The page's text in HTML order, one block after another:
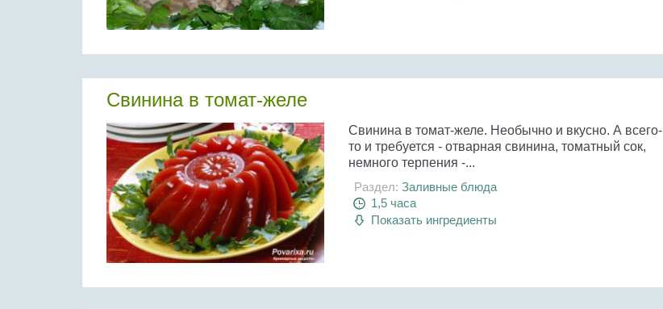
Свинина в томат-желе
Свинина в томат-желе. Необычно и вкусно. А всего-
то и требуется - отварная свинина, томатный сок,
немного терпения -...
Раздел: Заливные блюда
1,5 часа
Показать ингредиенты